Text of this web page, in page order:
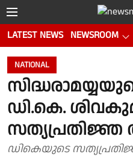
LATEST NEWS NEWSROOM
NATIONAL
ഡി.കെ.
ഡികെയുടെ